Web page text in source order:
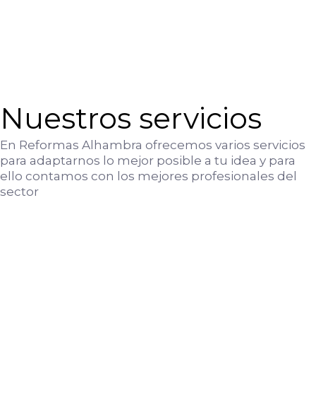
Nuestros servicios
En Reformas Alhambra ofrecemos varios servicios
para adaptarnos lo mejor posible a tu idea y para
ello contamos con los mejores profesionales del
sector